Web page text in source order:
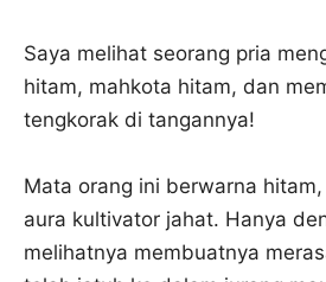
Saya melihat seorang pria
hitam, mahkota hitam, dan
tengkorak di tangannya!
Mata orang ini berwarna
aura kultivator jahat. Hanya
melihatnya membuatnya